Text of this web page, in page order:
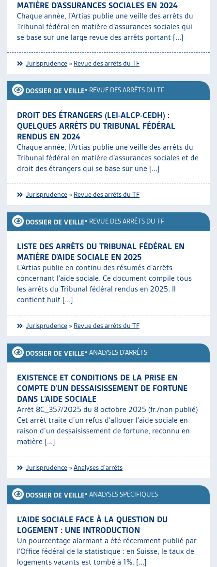
MATIÈRE D’ASSURANCES SOCIALES EN 2024
Chaque année, l’Artias publie une veille des arrêts du
Tribunal fédéral en matière d’assurances sociales qui
se base sur une large revue des arrêts portant [...]
Jurisprudence » Revue des arrêts du TF
DOSSIER DE VEILLE• REVUE DES ARRÊTS DU TF
DROIT DES ÉTRANGERS (LEI-ALCP-CEDH) :
QUELQUES ARRÊTS DU TRIBUNAL FÉDÉRAL
RENDUS EN 2024
Chaque année, l’Artias publie une veille des arrêts du
Tribunal fédéral en matière d’assurances sociales et de
droit des étrangers qui se base sur une [...]
Jurisprudence » Revue des arrêts du TF
DOSSIER DE VEILLE• REVUE DES ARRÊTS DU TF
LISTE DES ARRÊTS DU TRIBUNAL FÉDÉRAL EN
MATIÈRE D’AIDE SOCIALE EN 2025
L’Artias publie en continu des résumés d’arrêts
concernant l’aide sociale. Ce document compile tous
les arrêts du Tribunal fédéral rendus en 2025. Il
contient huit [...]
Jurisprudence » Revue des arrêts du TF
DOSSIER DE VEILLE• ANALYSES D'ARRÊTS
EXISTENCE ET CONDITIONS DE LA PRISE EN
COMPTE D’UN DESSAISISSEMENT DE FORTUNE
DANS L’AIDE SOCIALE
Arrêt 8C_357/2025 du 8 octobre 2025 (fr./non publié)
Cet arrêt traite d’un refus d’allouer l’aide sociale en
raison d’un dessaisissement de fortune, reconnu en
matière [...]
Jurisprudence »Analyses d'arrêts
DOSSIER DE VEILLE• ANALYSES SPÉCIFIQUES
L’AIDE SOCIALE FACE À LA QUESTION DU
LOGEMENT : UNE INTRODUCTION
Un pourcentage alarmant a été récemment publié par
l’Office fédéral de la statistique : en Suisse, le taux de
logements vacants est tombé à 1%. [...]